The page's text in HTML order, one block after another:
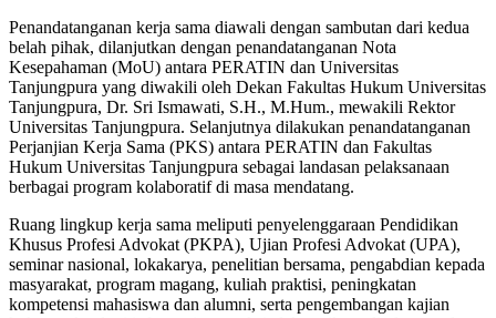
Penandatanganan kerja sama diawali dengan sambutan dari kedua
belah pihak, dilanjutkan dengan penandatanganan Nota
Kesepahaman (MoU) antara PERATIN dan Universitas
Tanjungpura yang diwakili oleh Dekan Fakultas Hukum Universitas
Tanjungpura, Dr. Sri Ismawati, S.H., M.Hum., mewakili Rektor
Universitas Tanjungpura. Selanjutnya dilakukan penandatanganan
Perjanjian Kerja Sama (PKS) antara PERATIN dan Fakultas
Hukum Universitas Tanjungpura sebagai landasan pelaksanaan
berbagai program kolaboratif di masa mendatang.
Ruang lingkup kerja sama meliputi penyelenggaraan Pendidikan
Khusus Profesi Advokat (PKPA), Ujian Profesi Advokat (UPA),
seminar nasional, lokakarya, penelitian bersama, pengabdian kepada
masyarakat, program magang, kuliah praktisi, peningkatan
kompetensi mahasiswa dan alumni, serta pengembangan kajian